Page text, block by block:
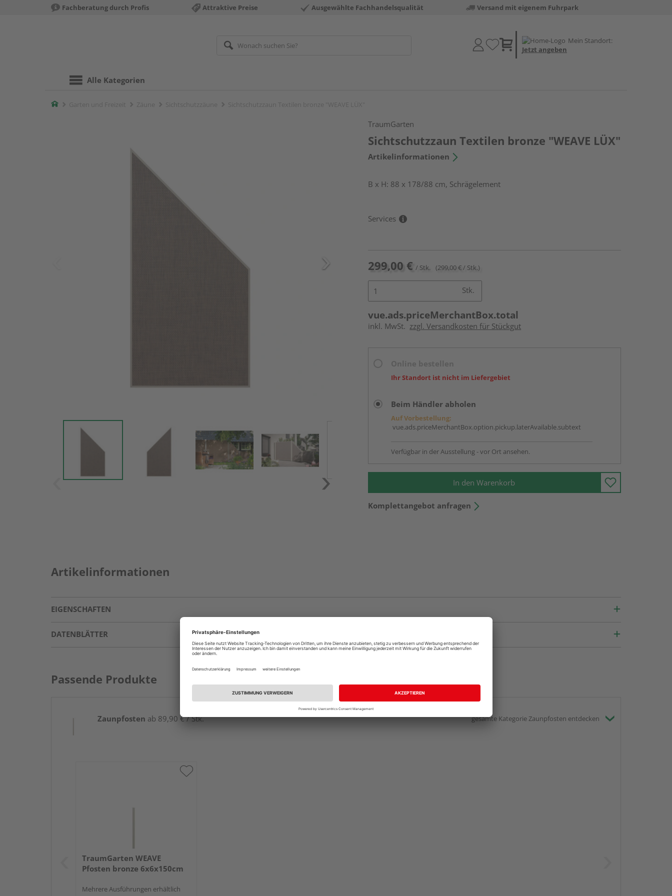
Fachberatung durch Profis Attraktive Preise Ausgewählte Fachhandelsqualität Versand mit eigenem Fuhrpark
Mein Standort:
Jetzt angeben
Alle Kategorien
Home
TraumGarten
Sichtschutzzaun Textilen bronze "WEAVE LÜX"
Artikelinformationen
B x H: 88 x 178/88 cm, Schrägelement
Services
299,00 € / Stk. (299,00 € / Stk.)
Stk.
vue.ads.priceMerchantBox.total
inkl. MwSt. zzgl. Versandkosten für Stückgut
Ihr Standort ist nicht im Liefergebiet
Beim Händler abholen
Auf Vorbestellung:
vue.ads.priceMerchantBox.option.pickup.laterAvailable.subtext
Verfügbar in der Ausstellung - vor Ort ansehen.
In den Warenkorb
Komplettangebot anfragen
Artikelinformationen
EIGENSCHAFTEN
DATENBLÄTTER
Passende Produkte
Zaunpfosten ab 89,90 € / Stk. gesamte Kategorie Zaunpfosten entdecken
TraumGarten WEAVE
Pfosten bronze 6x6x150cm
Mehrere Ausführungen erhältlich